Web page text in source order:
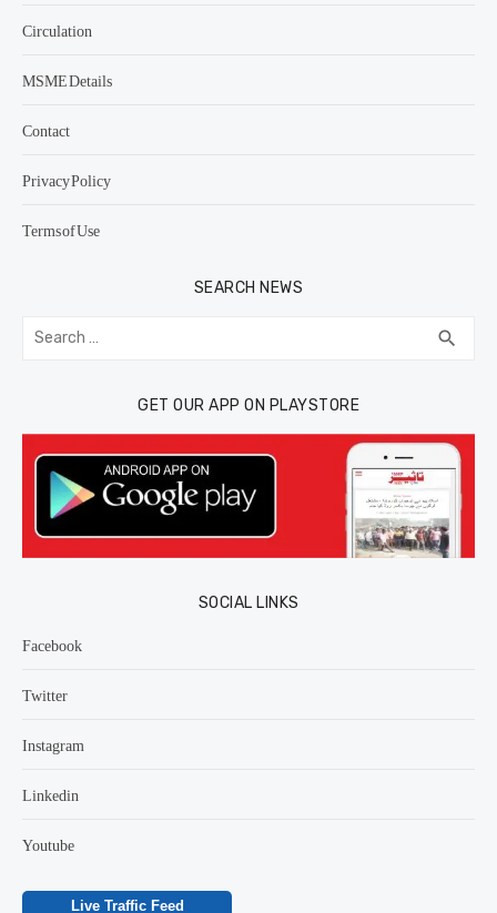
Circulation
MSME Details
Contact
Privacy Policy
Terms of Use
SEARCH NEWS
Search
for: search
GET OUR APP ON PLAYSTORE
SOCIAL LINKS
Facebook
Twitter
Instagram
Linkedin
Youtube
Live Traffic Feed